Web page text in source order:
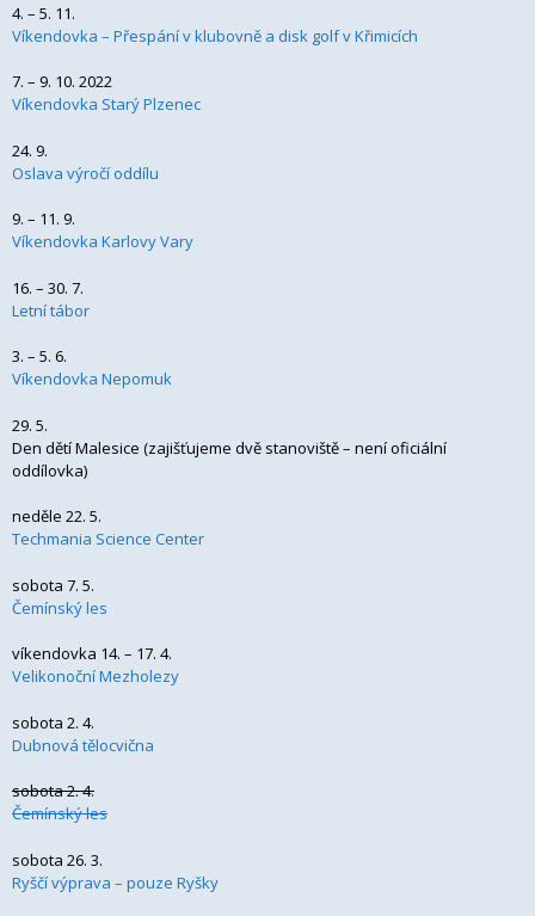
4. – 5. 11.
Víkendovka – Přespání v klubovně a disk golf v Křimicích
7. – 9. 10. 2022
Víkendovka Starý Plzenec
24. 9.
Oslava výročí oddílu
9. – 11. 9.
Víkendovka Karlovy Vary
16. – 30. 7.
Letní tábor
3. – 5. 6.
Víkendovka Nepomuk
29. 5.
Den dětí Malesice (zajišťujeme dvě stanoviště – není oficiální
oddílovka)
neděle 22. 5.
Techmania Science Center
sobota 7. 5.
Čemínský les
víkendovka 14. – 17. 4.
Velikonoční Mezholezy
sobota 2. 4.
Dubnová tělocvična
sobota 2. 4.
Čemínský les
sobota 26. 3.
Ryščí výprava – pouze Ryšky